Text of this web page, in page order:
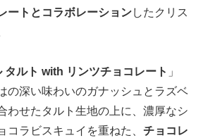
ートとコラボレーションしたクリス
タルト with リンツチョコレート 」
の深い味わいのガナッシュとラズベ
わせたタルト生地の上に、濃厚なシ
コラビスキュイを重ねた、 チョコレ